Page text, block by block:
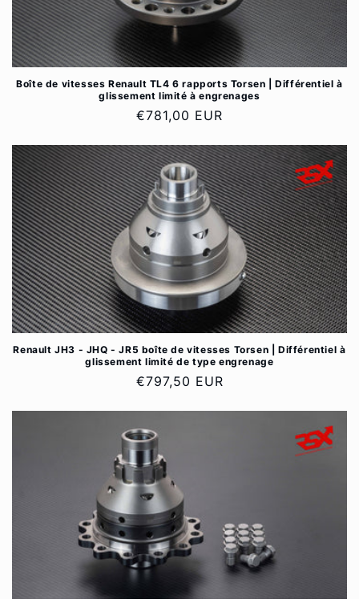
Boîte de vitesses Renault TL4 6 rapports Torsen | Différentiel à
glissement limité à engrenages
Prix
€781,00 EUR
Renault JH3 - JHQ - JR5 boîte de vitesses Torsen | Différentiel à
glissement limité de type engrenage
Prix
€797,50 EUR